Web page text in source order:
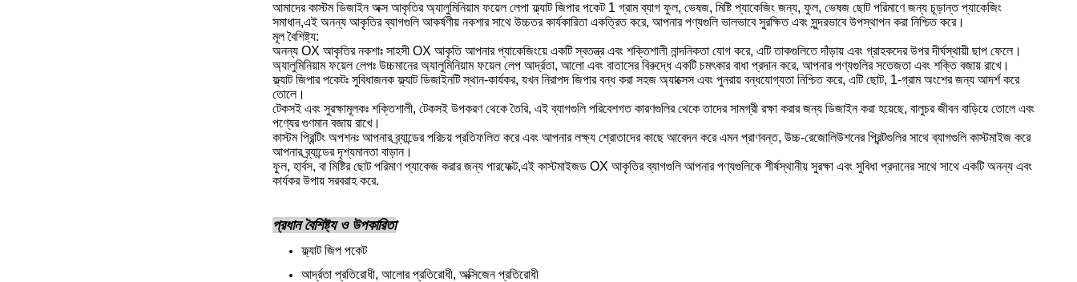
আমাদের কাস্টম ডিজাইন অক্স আকৃতির অ্যালুমিনিয়াম ফয়েল লেপা ফ্ল্যাট জিপার পকেট 1 গ্রাম ব্যাগ ফুল, ভেষজ, মিষ্টি প্যাকেজিং জন্য, ফুল, ভেষজ ছোট পরিমাণে জন্য চূড়ান্ত প্যাকেজিং
সমাধান,এই অনন্য আকৃতির ব্যাগগুলি আকর্ষণীয় নকশার সাথে উচ্চতর কার্যকারিতা একত্রিত করে, আপনার পণ্যগুলি ভালভাবে সুরক্ষিত এবং সুন্দরভাবে উপস্থাপন করা নিশ্চিত করে।
মূল বৈশিষ্ট্য:
অনন্য OX আকৃতির নকশাঃ সাহসী OX আকৃতি আপনার প্যাকেজিংয়ে একটি স্বতন্ত্র এবং শক্তিশালী নান্দনিকতা যোগ করে, এটি তাকগুলিতে দাঁড়ায় এবং গ্রাহকদের উপর দীর্ঘস্থায়ী ছাপ ফেলে।
অ্যালুমিনিয়াম ফয়েল লেপঃ উচ্চমানের অ্যালুমিনিয়াম ফয়েল লেপ আর্দ্রতা, আলো এবং বাতাসের বিরুদ্ধে একটি চমৎকার বাধা প্রদান করে, আপনার পণ্যগুলির সতেজতা এবং শক্তি বজায় রাখে।
ফ্ল্যাট জিপার পকেটঃ সুবিধাজনক ফ্ল্যাট ডিজাইনটি স্থান-কার্যকর, যখন নিরাপদ জিপার বন্ধ করা সহজ অ্যাক্সেস এবং পুনরায় বন্ধযোগ্যতা নিশ্চিত করে, এটি ছোট, 1-গ্রাম অংশের জন্য আদর্শ করে
তোলে।
টেকসই এবং সুরক্ষামূলকঃ শক্তিশালী, টেকসই উপকরণ থেকে তৈরি, এই ব্যাগগুলি পরিবেশগত কারণগুলির থেকে তাদের সামগ্রী রক্ষা করার জন্য ডিজাইন করা হয়েছে, বালুচর জীবন বাড়িয়ে তোলে এবং
পণ্যের গুণমান বজায় রাখে।
কাস্টম প্রিন্টিং অপশনঃ আপনার ব্র্যান্ডের পরিচয় প্রতিফলিত করে এবং আপনার লক্ষ্য শ্রোতাদের কাছে আবেদন করে এমন প্রাণবন্ত, উচ্চ-রেজোলিউশনের প্রিন্টগুলির সাথে ব্যাগগুলি কাস্টমাইজ করে
আপনার ব্র্যান্ডের দৃশ্যমানতা বাড়ান।
ফুল, হার্বস, বা মিষ্টির ছোট পরিমাণ প্যাকেজ করার জন্য পারফেক্ট,এই কাস্টমাইজড OX আকৃতির ব্যাগগুলি আপনার পণ্যগুলিকে শীর্ষস্থানীয় সুরক্ষা এবং সুবিধা প্রদানের সাথে সাথে একটি অনন্য এবং
কার্যকর উপায় সরবরাহ করে.
প্রধান বৈশিষ্ট্য ও উপকারিতা
ফ্ল্যাট জিপ পকেট
আর্দ্রতা প্রতিরোধী, আলোর প্রতিরোধী, অক্সিজেন প্রতিরোধী